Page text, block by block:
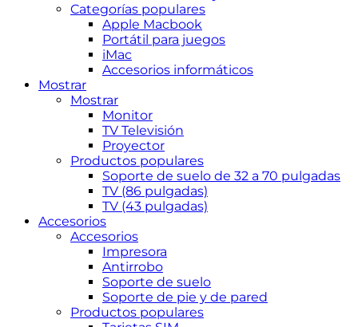
Categorías populares
Apple Macbook
Portátil para juegos
iMac
Accesorios informáticos
Mostrar
Mostrar
Monitor
TV Televisión
Proyector
Productos populares
Soporte de suelo de 32 a 70 pulgadas
TV (86 pulgadas)
TV (43 pulgadas)
Accesorios
Accesorios
Impresora
Antirrobo
Soporte de suelo
Soporte de pie y de pared
Productos populares